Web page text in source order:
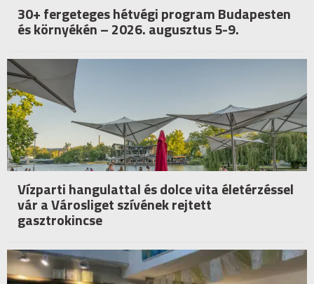
30+ fergeteges hétvégi program Budapesten
és környékén – 2026. augusztus 5-9.
Vízparti hangulattal és dolce vita életérzéssel
vár a Városliget szívének rejtett
gasztrokincse